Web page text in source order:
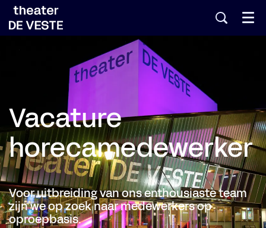
Menu
Vacature
horecamedewerker
Voor uitbreiding van ons enthousiaste team
zijn we op zoek naar medewerkers op
oproepbasis.